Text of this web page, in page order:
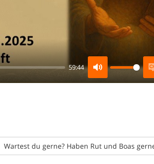
59:44
Mute
Wartest du gerne? Haben Rut und Boas